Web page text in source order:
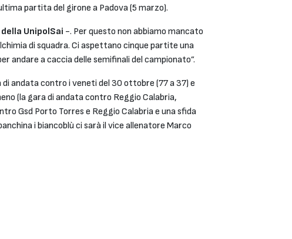
partita del girone a Padova (5 marzo).
UnipolSai -. Per questo non abbiamo mancato
di squadra. Ci aspettano cinque partite una
andare a caccia delle semifinali del campionato”.
andata contro i veneti del 30 ottobre (77 a 37) e
(la gara di andata contro Reggio Calabria,
Gsd Porto Torres e Reggio Calabria e una sfida
i biancoblù ci sarà il vice allenatore Marco